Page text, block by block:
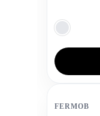
FERMOB